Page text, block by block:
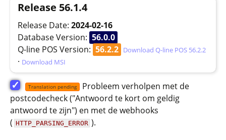
Release 56.1.4
Release Date: 2024-02-16
Database Version: 56.0.0
Q-line POS Version: 56.2.2 Download Q-line POS 56.2.2
· Download MSI
✓ Translation pending
Probleem verholpen met de
postcodecheck ("Antwoord te kort om geldig
antwoord te zijn") en met de webhooks
( HTTP_PARSING_ERROR ).